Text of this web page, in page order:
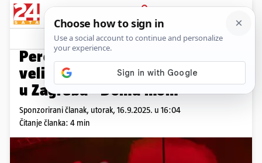
PRIJAVA
Promo sadržaj
Pero Galić nastupit će na
velikom domoljubnom koncertu
u Zagrebu - Domu mom
Sponzorirani članak, utorak, 16.9.2025. u 16:04
Čitanje članka: 4 min